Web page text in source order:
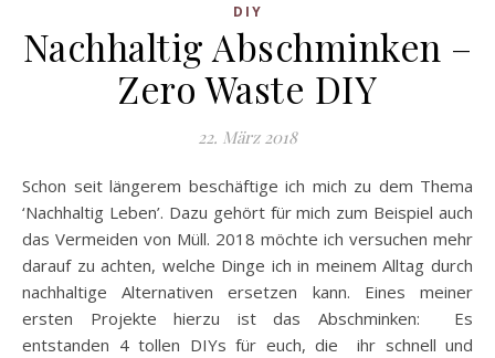
DIY
Nachhaltig Abschminken –
Zero Waste DIY
22. März 2018
Schon seit längerem beschäftige ich mich zu dem Thema
‘Nachhaltig Leben’. Dazu gehört für mich zum Beispiel auch
das Vermeiden von Müll. 2018 möchte ich versuchen mehr
darauf zu achten, welche Dinge ich in meinem Alltag durch
nachhaltige Alternativen ersetzen kann. Eines meiner
ersten Projekte hierzu ist das Abschminken: Es
entstanden 4 tollen DIYs für euch, die ihr schnell und